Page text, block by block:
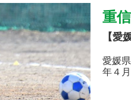
重
【愛
愛媛
年４